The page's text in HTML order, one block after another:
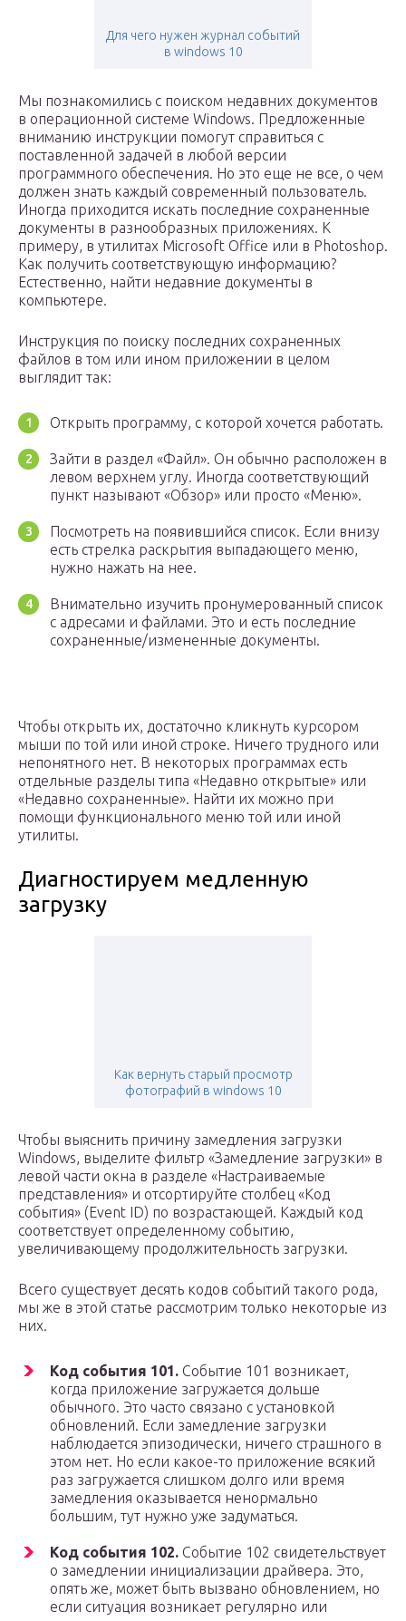
Для чего нужен журнал событий
в windows 10
Мы познакомились с поиском недавних документов
в операционной системе Windows. Предложенные
вниманию инструкции помогут справиться с
поставленной задачей в любой версии
программного обеспечения. Но это еще не все, о чем
должен знать каждый современный пользователь.
Иногда приходится искать последние сохраненные
документы в разнообразных приложениях. К
примеру, в утилитах Microsoft Office или в Photoshop.
Как получить соответствующую информацию?
Естественно, найти недавние документы в
компьютере.
Инструкция по поиску последних сохраненных
файлов в том или ином приложении в целом
выглядит так:
Открыть программу, с которой хочется работать.
Зайти в раздел «Файл». Он обычно расположен в
левом верхнем углу. Иногда соответствующий
пункт называют «Обзор» или просто «Меню».
Посмотреть на появившийся список. Если внизу
есть стрелка раскрытия выпадающего меню,
нужно нажать на нее.
Внимательно изучить пронумерованный список
с адресами и файлами. Это и есть последние
сохраненные/измененные документы.
Чтобы открыть их, достаточно кликнуть курсором
мыши по той или иной строке. Ничего трудного или
непонятного нет. В некоторых программах есть
отдельные разделы типа «Недавно открытые» или
«Недавно сохраненные». Найти их можно при
помощи функционального меню той или иной
утилиты.
Диагностируем медленную
загрузку
Как вернуть старый просмотр
фотографий в windows 10
Чтобы выяснить причину замедления загрузки
Windows, выделите фильтр «Замедление загрузки» в
левой части окна в разделе «Настраиваемые
представления» и отсортируйте столбец «Код
события» (Event ID) по возрастающей. Каждый код
соответствует определенному событию,
увеличивающему продолжительность загрузки.
Всего существует десять кодов событий такого рода,
мы же в этой статье рассмотрим только некоторые из
них.
Код события 101. Событие 101 возникает,
когда приложение загружается дольше
обычного. Это часто связано с установкой
обновлений. Если замедление загрузки
наблюдается эпизодически, ничего страшного в
этом нет. Но если какое-то приложение всякий
раз загружается слишком долго или время
замедления оказывается ненормально
большим, тут нужно уже задуматься.
Код события 102. Событие 102 свидетельствует
о замедлении инициализации драйвера. Это,
опять же, может быть вызвано обновлением, но
если ситуация возникает регулярно или